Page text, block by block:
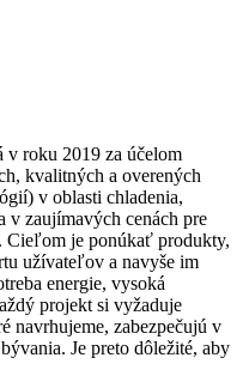
v roku 2019 za účelom
kvalitných a overených
v oblasti chladenia,
v zaujímavých cenách pre
Cieľom je ponúkať produkty,
užívateľov a navyše im
energie, vysoká
projekt si vyžaduje
navrhujeme, zabezpečujú v
Je preto dôležité, aby